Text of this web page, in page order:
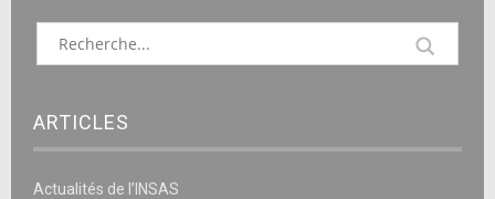
ARTICLES
Actualités de l’INSAS